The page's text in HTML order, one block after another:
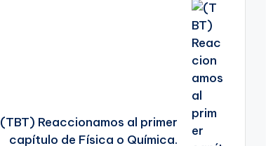
(TBT) Reaccionamos al primer
capítulo de Física o Química.